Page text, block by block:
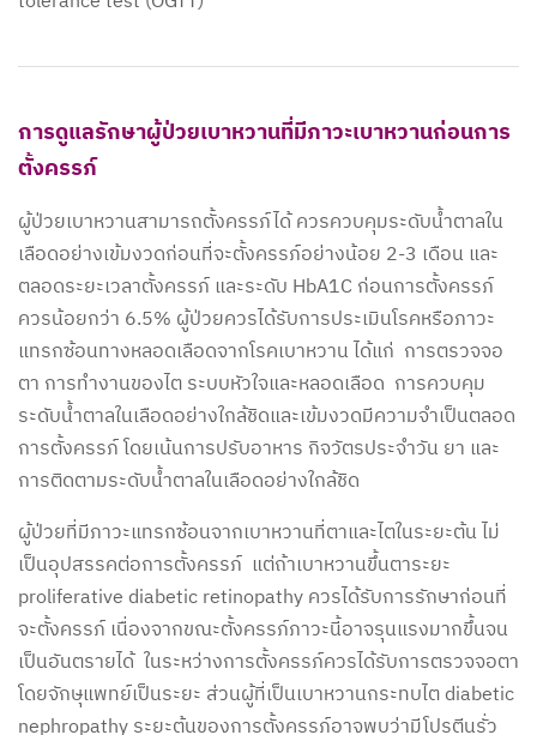
การดูแลรักษาผู้ป่วยเบาหวานที่มีภาวะเบาหวานก่อนการ
ตั้งครรภ์
ผู้ป่วยเบาหวานสามารถตั้งครรภ์ได้ ควรควบคุมระดับน้ำตาลใน
เลือดอย่างเข้มงวดก่อนที่จะตั้งครรภ์อย่างน้อย 2-3 เดือน และ
ตลอดระยะเวลาตั้งครรภ์ และระดับ HbA1C ก่อนการตั้งครรภ์
ควรน้อยกว่า 6.5% ผู้ป่วยควรได้รับการประเมินโรคหรือภาวะ
แทรกซ้อนทางหลอดเลือดจากโรคเบาหวาน ได้แก่ การตรวจจอ
ตา การทำงานของไต ระบบหัวใจและหลอดเลือด การควบคุม
ระดับน้ำตาลในเลือดอย่างใกล้ชิดและเข้มงวดมีความจำเป็นตลอด
การตั้งครรภ์ โดยเน้นการปรับอาหาร กิจวัตรประจำวัน ยา และ
การติดตามระดับน้ำตาลในเลือดอย่างใกล้ชิด
ผู้ป่วยที่มีภาวะแทรกซ้อนจากเบาหวานที่ตาและไตในระยะต้น ไม่
เป็นอุปสรรคต่อการตั้งครรภ์ แต่ถ้าเบาหวานขึ้นตาระยะ
proliferative diabetic retinopathy ควรได้รับการรักษาก่อนที่
จะตั้งครรภ์ เนื่องจากขณะตั้งครรภ์ภาวะนี้อาจรุนแรงมากขึ้นจน
เป็นอันตรายได้ ในระหว่างการตั้งครรภ์ควรได้รับการตรวจจอตา
โดยจักษุแพทย์เป็นระยะ ส่วนผู้ที่เป็นเบาหวานกระทบไต diabetic
nephropathy ระยะต้นของการตั้งครรภ์อาจพบว่ามีโปรตีนรั่ว